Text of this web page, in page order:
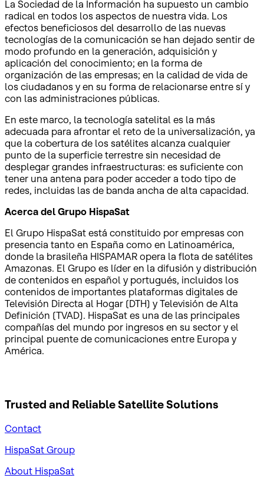
La Sociedad de la Información ha supuesto un cambio
radical en todos los aspectos de nuestra vida. Los
efectos beneficiosos del desarrollo de las nuevas
tecnologías de la comunicación se han dejado sentir de
modo profundo en la generación, adquisición y
aplicación del conocimiento; en la forma de
organización de las empresas; en la calidad de vida de
los ciudadanos y en su forma de relacionarse entre sí y
con las administraciones públicas.
En este marco, la tecnología satelital es la más
adecuada para afrontar el reto de la universalización, ya
que la cobertura de los satélites alcanza cualquier
punto de la superficie terrestre sin necesidad de
desplegar grandes infraestructuras: es suficiente con
tener una antena para poder acceder a todo tipo de
redes, incluidas las de banda ancha de alta capacidad.
Acerca del Grupo HispaSat
El Grupo HispaSat está constituido por empresas con
presencia tanto en España como en Latinoamérica,
donde la brasileña HISPAMAR opera la flota de satélites
Amazonas. El Grupo es líder en la difusión y distribución
de contenidos en español y portugués, incluidos los
contenidos de importantes plataformas digitales de
Televisión Directa al Hogar (DTH) y Televisión de Alta
Definición (TVAD). HispaSat es una de las principales
compañías del mundo por ingresos en su sector y el
principal puente de comunicaciones entre Europa y
América.
Trusted and ReliableSatellite Solutions
Contact
HispaSat Group
About HispaSat